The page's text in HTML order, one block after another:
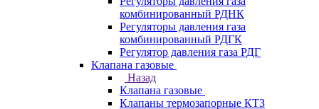
комбинированный РДНК
Регуляторы давления газа
комбинированный РДГК
Регулятор давления газа РДГ
Клапана газовые
Назад
Клапана газовые
Клапаны термозапорные КТЗ